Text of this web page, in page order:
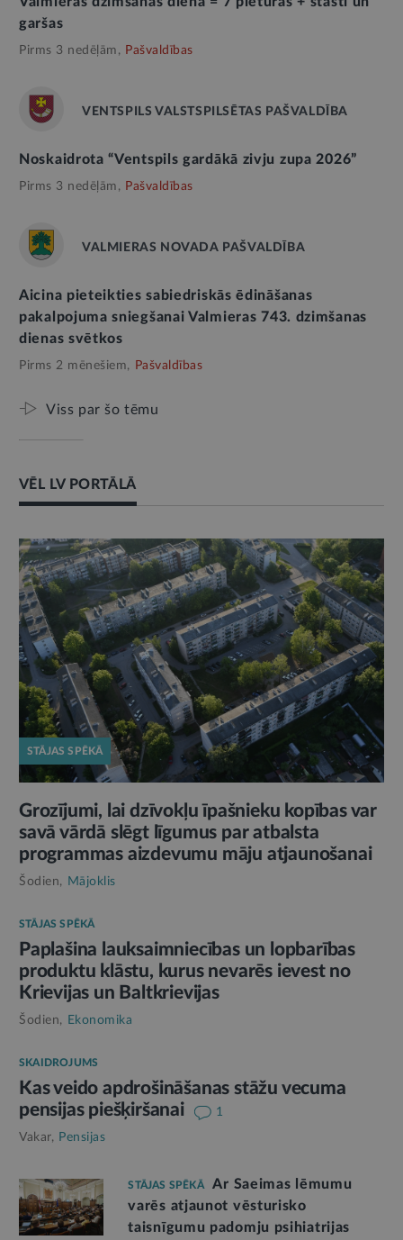
garšas
Pirms 3 nedēļām, Pašvaldības
VENTSPILS VALSTSPILSĒTAS PAŠVALDĪBA
Noskaidrota “Ventspils gardākā zivju zupa 2026”
Pirms 3 nedēļām, Pašvaldības
VALMIERAS NOVADA PAŠVALDĪBA
Aicina pieteikties sabiedriskās ēdināšanas
pakalpojuma sniegšanai Valmieras 743. dzimšanas
dienas svētkos
Pirms 2 mēnešiem, Pašvaldības
Viss par šo tēmu
VĒL LV PORTĀLĀ
STĀJAS SPĒKĀ
Grozījumi, lai dzīvokļu īpašnieku kopības var
savā vārdā slēgt līgumus par atbalsta
programmas aizdevumu māju atjaunošanai
Šodien, Mājoklis
STĀJAS SPĒKĀ
Paplašina lauksaimniecības un lopbarības
produktu klāstu, kurus nevarēs ievest no
Krievijas un Baltkrievijas
Šodien, Ekonomika
SKAIDROJUMS
Kas veido apdrošināšanas stāžu vecuma
pensijas piešķiršanai
1
Vakar, Pensijas
STĀJAS SPĒKĀ
Ar Saeimas lēmumu
varēs atjaunot vēsturisko
taisnīgumu padomju psihiatrijas